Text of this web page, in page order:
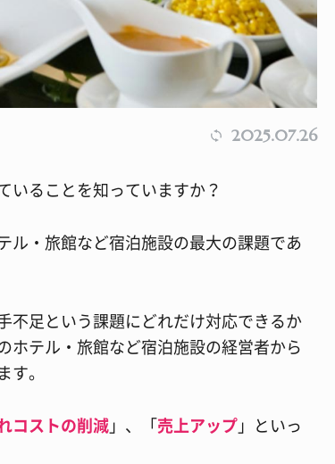
2025.07.26
いることを知っていますか？
ル・旅館など宿泊施設の最大の課題であ
不足という課題にどれだけ対応できるか
ホテル・旅館など宿泊施設の経営者から
。
コストの削減」、「売上アップ」といっ